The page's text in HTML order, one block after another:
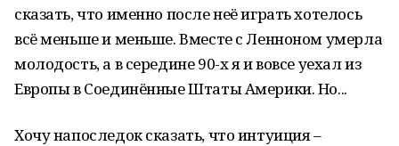
сказать, что именно после неё играть хотелось
всё меньше и меньше. Вместе с Ленноном умерла
молодость, а в середине 90-х я и вовсе уехал из
Европы в Соединённые Штаты Америки. Но...
Хочу напоследок сказать, что интуиция –